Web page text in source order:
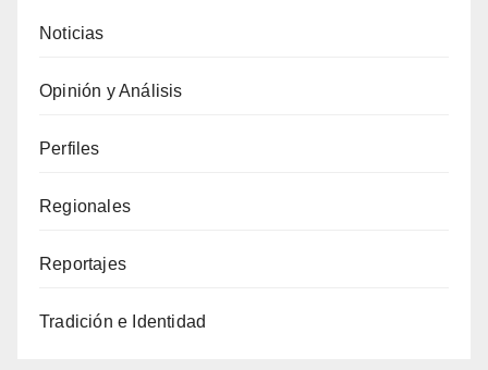
Noticias
Opinión y Análisis
Perfiles
Regionales
Reportajes
Tradición e Identidad